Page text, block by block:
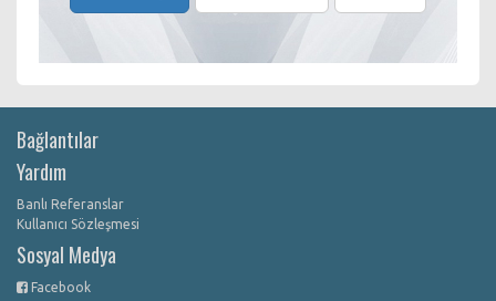
Bağlantılar
Yardım
Banlı Referanslar
Kullanıcı Sözleşmesi
Sosyal Medya
Facebook